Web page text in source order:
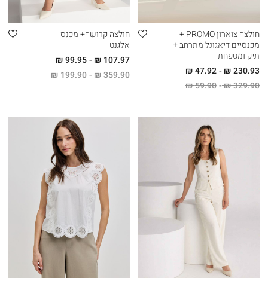
חולצה צוארון PROMO +
מכנסיים דיאגונל מתרחב +
תיק ומטפחת
59.90 ₪ 329.90 ₪
47.92 ₪ 230.93 ₪
חולצה קרושה+ מכנס
אלגנט
199.90 ₪ 359.90 ₪
99.95 ₪ 107.97 ₪